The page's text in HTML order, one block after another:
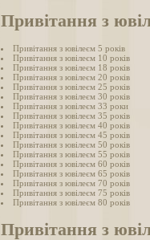
Привітання з
Привітання з ювілеєм 5 років
Привітання з ювілеєм 10 років
Привітання з ювілеєм 18 років
Привітання з ювілеєм 20 років
Привітання з ювілеєм 25 років
Привітання з ювілеєм 30 років
Привітання з ювілеєм 33 роки
Привітання з ювілеєм 35 років
Привітання з ювілеєм 40 років
Привітання з ювілеєм 45 років
Привітання з ювілеєм 50 років
Привітання з ювілеєм 55 років
Привітання з ювілеєм 60 років
Привітання з ювілеєм 65 років
Привітання з ювілеєм 70 років
Привітання з ювілеєм 75 років
Привітання з ювілеєм 80 років
Привітання з